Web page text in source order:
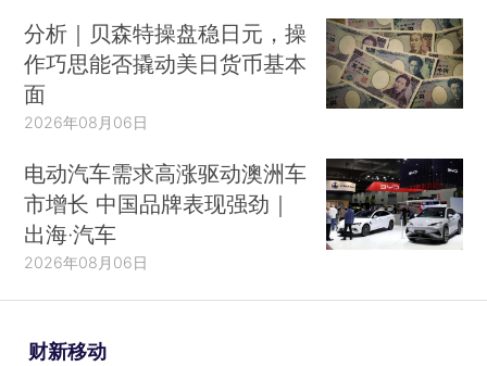
分析｜贝森特操盘稳日元，操
作巧思能否撬动美日货币基本
面
2026年08月06日
电动汽车需求高涨驱动澳洲车
市增长 中国品牌表现强劲｜
出海·汽车
2026年08月06日
财新移动